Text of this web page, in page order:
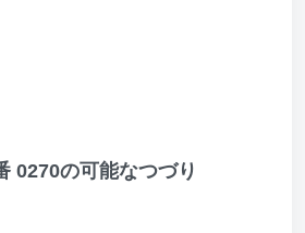
0270の可能なつづり